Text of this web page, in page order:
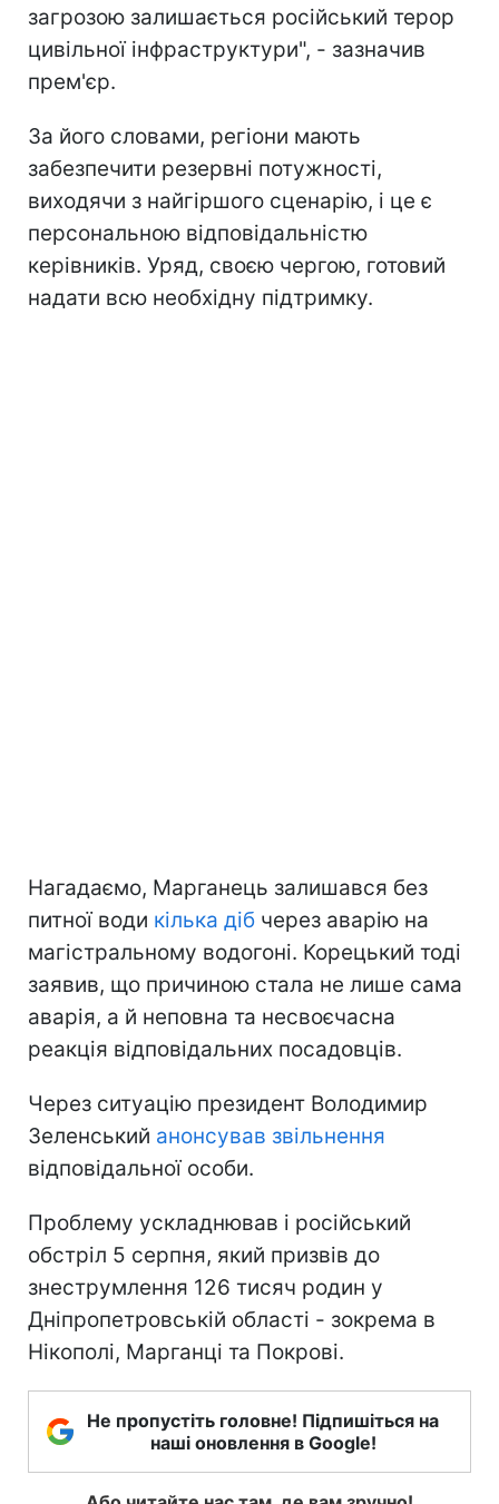
загрозою залишається російський терор
цивільної інфраструктури", - зазначив
прем'єр.
За його словами, регіони мають
забезпечити резервні потужності,
виходячи з найгіршого сценарію, і це є
персональною відповідальністю
керівників. Уряд, своєю чергою, готовий
надати всю необхідну підтримку.
Нагадаємо, Марганець залишався без
питної води кілька діб через аварію на
магістральному водогоні. Корецький тоді
заявив, що причиною стала не лише сама
аварія, а й неповна та несвоєчасна
реакція відповідальних посадовців.
Через ситуацію президент Володимир
Зеленський анонсував звільнення
відповідальної особи.
Проблему ускладнював і російський
обстріл 5 серпня, який призвів до
знеструмлення 126 тисяч родин у
Дніпропетровській області - зокрема в
Нікополі, Марганці та Покрові.
Не пропустіть головне! Підпишіться на
наші оновлення в Google!